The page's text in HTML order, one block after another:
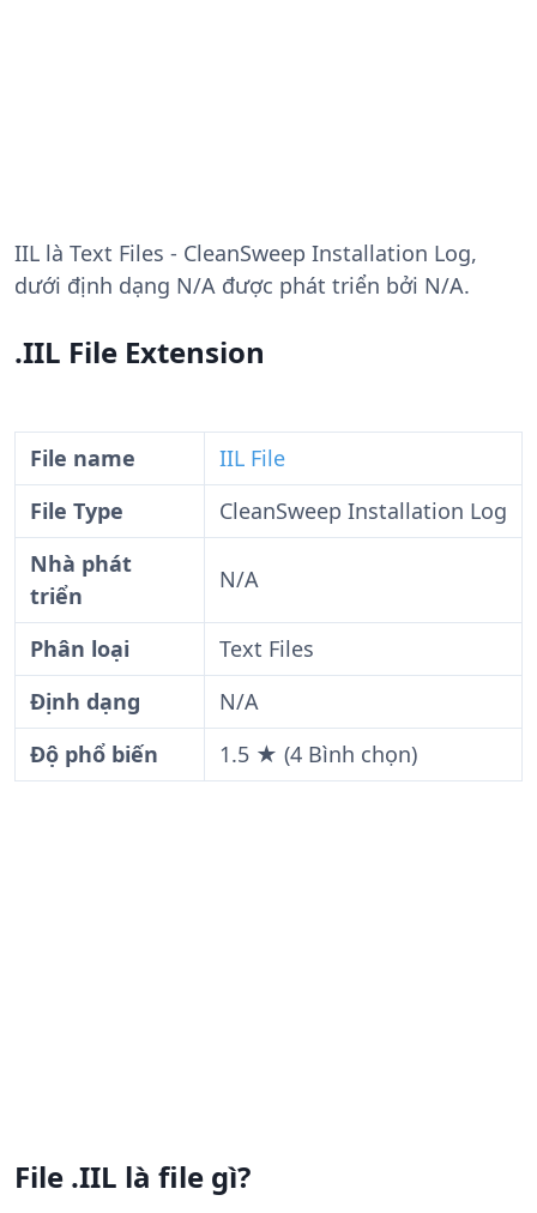
IIL là Text Files - CleanSweep Installation Log,
dưới định dạng N/A được phát triển bởi N/A.
.IIL File Extension
File name
IIL File
File Type
CleanSweep Installation Log
Nhà phát
triển
N/A
Phân loại
Text Files
Định dạng
N/A
Độ phổ biến
1.5 ★ (4 Bình chọn)
File .IIL là file gì?